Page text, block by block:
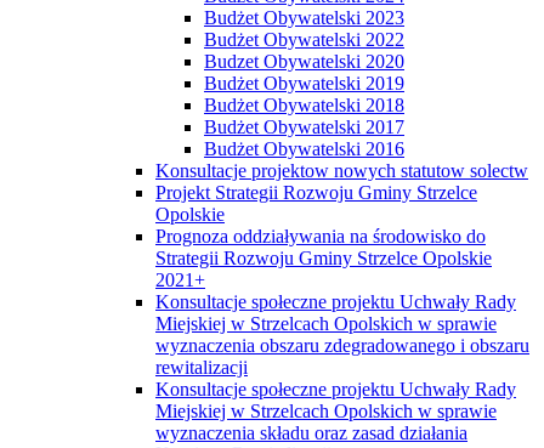
Budżet Obywatelski 2023
Budżet Obywatelski 2022
Budzet Obywatelski 2020
Budżet Obywatelski 2019
Budżet Obywatelski 2018
Budżet Obywatelski 2017
Budżet Obywatelski 2016
Konsultacje projektow nowych statutow solectw
Projekt Strategii Rozwoju Gminy Strzelce
Opolskie
Prognoza oddziaływania na środowisko do
Strategii Rozwoju Gminy Strzelce Opolskie
2021+
Konsultacje społeczne projektu Uchwały Rady
Miejskiej w Strzelcach Opolskich w sprawie
wyznaczenia obszaru zdegradowanego i obszaru
rewitalizacji
Konsultacje społeczne projektu Uchwały Rady
Miejskiej w Strzelcach Opolskich w sprawie
wyznaczenia składu oraz zasad działania